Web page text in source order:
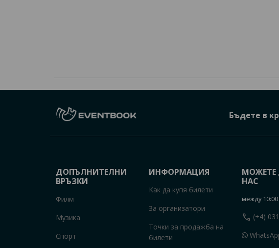
Бъдете в
ДОПЪЛНИТЕЛНИ
ВРЪЗКИ
Филм
Музика
Спорт
ИНФОРМАЦИЯ
Как да купя билети
За организатори
Точки за продажба на
билети
МОЖЕТЕ
НАС
между
call (+4)